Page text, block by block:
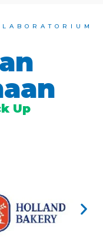
Up